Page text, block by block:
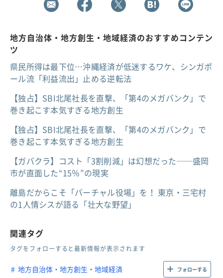
地方自治体・地方創生・地域経済のおすすめコンテン
ツ
県民所得は最下位…沖縄経済が低迷するワケ、シンガポ
ール流「利益流出」止める逆転法
【独占】SBI北尾社長を直撃、「第4のメガバンク」で
巻き起こす本気すぎる地方創生
【独占】SBI北尾社長を直撃、「第4のメガバンク」で
巻き起こす本気すぎる地方創生
【ガバクラ】コスト「3割削減」は幻想だった──盛岡
市が直面した“15％”の現実
離島だからこそ「バーチャル役場」を！ 東京・三宅村
の1人情シスが語る「壮大な野望」
関連タグ
タグをフォローすると最新情報が表示されます
地方自治体・地方創生・地域経済 フォローする